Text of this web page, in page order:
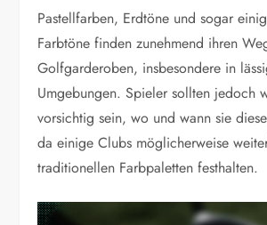
Pastellfarben, Erdtöne und sogar
Farbtöne finden zunehmend ihren
Golfgarderoben, insbesondere in
Umgebungen. Spieler sollten jedoch
vorsichtig sein, wo und wann sie
da einige Clubs möglicherweise
traditionellen Farbpaletten festhalten.